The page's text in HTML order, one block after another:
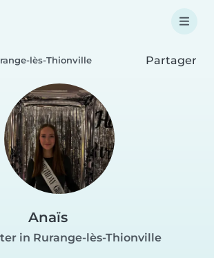
lès-Thionville Partager
Anaïs
in Rurange-lès-Thionville